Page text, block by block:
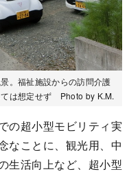
。福祉施設からの訪問介護
ては想定せず Photo by K.M.
の超小型モビリティ実
なことに、観光用、中
生活向上など、超小型